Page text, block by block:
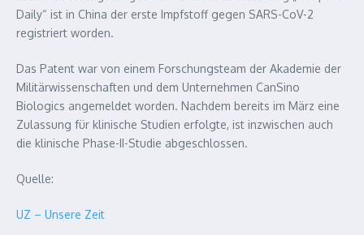
Daily“ ist in China der erste Impfstoff gegen SARS-CoV-2
registriert worden.
Das Patent war von einem Forschungsteam der Akademie der
Militärwissenschaften und dem Unternehmen CanSino
Biologics angemeldet worden. Nachdem bereits im März eine
Zulassung für klinische Studien erfolgte, ist inzwischen auch
die klinische Phase-II-Studie abgeschlossen.
Quelle:
UZ – Unsere Zeit